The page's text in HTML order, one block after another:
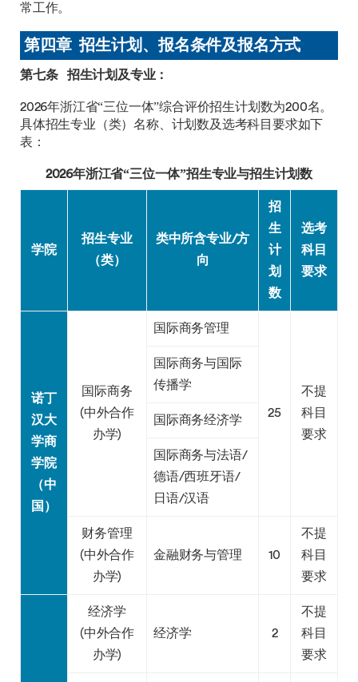
常工作。
第四章 招生计划、报名条件及报名方式
第七条 招生计划及专业：
2026年浙江省“三位一体”综合评价招生计划数为200名。
具体招生专业（类）名称、计划数及选考科目要求如下
表：
2026年浙江省“三位一体”招生专业与招生计划数
学院
招生专业
（类）
类中所含专业/方
向
招
生
计
划
数
选考
科目
要求
诺丁
汉大
学商
学院
（中
国）
国际商务
(中外合作
办学)
国际商务管理
25
不提
科目
要求
国际商务与国际
传播学
国际商务经济学
国际商务与法语/
德语/西班牙语/
日语/汉语
财务管理
(中外合作
办学)
金融财务与管理 10
不提
科目
要求
经济学
(中外合作
办学)
经济学 2
不提
科目
要求